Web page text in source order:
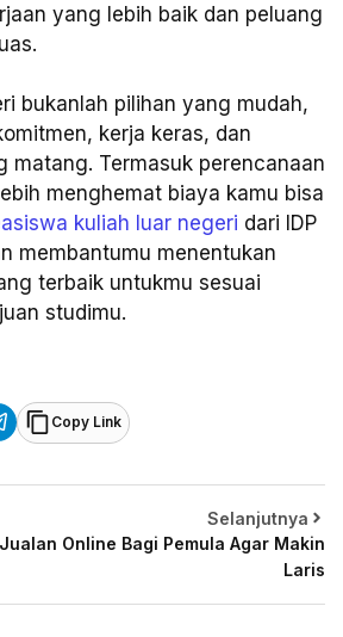
yang lebih baik dan peluang
bukanlah pilihan yang mudah,
kerja keras, dan
matang. Termasuk perencanaan
menghemat biaya kamu bisa
kuliah luar negeri dari IDP
membantumu menentukan
terbaik untukmu sesuai
studimu.
Copy Link
Selanjutnya
Online Bagi Pemula Agar Makin
Laris